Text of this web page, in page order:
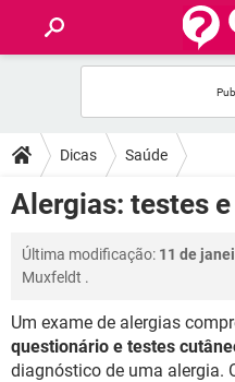
FÓRUM
SAÚDE
FAMÍLIA
BEM-ESTAR
Dicas Saúde
Alergias: testes
Última modificação: 11 de
Muxfeldt .
Um exame de alergias
questionário e testes
diagnóstico de uma alergia.